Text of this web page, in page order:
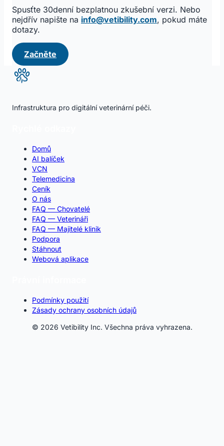
Spusťte 30denní bezplatnou zkušební verzi. Nebo
nejdřív napište na info@vetibility.com, pokud máte
dotazy.
Začněte
Infrastruktura pro digitální veterinární péči.
Domů
AI balíček
VCN
Telemedicína
Ceník
O nás
FAQ — Chovatelé
FAQ — Veterináři
FAQ — Majitelé klinik
Podpora
Stáhnout
Webová aplikace
Podmínky použití
Zásady ochrany osobních údajů
© 2026 Vetibility Inc. Všechna práva vyhrazena.